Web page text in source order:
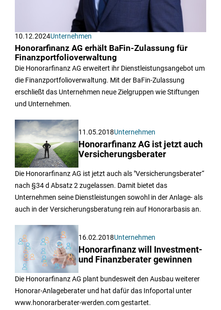
10.12.2024Unternehmen
Honorarfinanz AG erhält BaFin-Zulassung für
Finanzportfolioverwaltung
Die Honorarfinanz AG erweitert ihr Dienstleistungsangebot um
die Finanzportfolioverwaltung. Mit der BaFin-Zulassung
erschließt das Unternehmen neue Zielgruppen wie Stiftungen
und Unternehmen.
11.05.2018Unternehmen
Honorarfinanz AG ist jetzt auch
Versicherungsberater
Die Honorarfinanz AG ist jetzt auch als "Versicherungsberater“
nach §34 d Absatz 2 zugelassen. Damit bietet das
Unternehmen seine Dienstleistungen sowohl in der Anlage- als
auch in der Versicherungsberatung rein auf Honorarbasis an.
16.02.2018Unternehmen
Honorarfinanz will Investment-
und Finanzberater gewinnen
Die Honorarfinanz AG plant bundesweit den Ausbau weiterer
Honorar-Anlageberater und hat dafür das Infoportal unter
www.honorarberater-werden.com gestartet.